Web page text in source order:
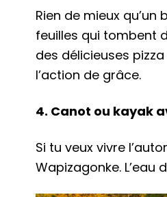
Rien de mieux
feuilles qui tombent
des délicieuses
l’action de grâce.
4. Canot ou kayak
Si tu veux vivre
Wapizagonke.